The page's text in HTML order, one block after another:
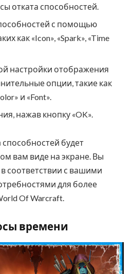
отката способностей.
с помощью
как «Icon», «Spark», «Time
настройки отображения
опции, такие как
и «Font».
нажав кнопку «OK».
способностей будет
вам виде на экране. Вы
соответствии с вашими
для более
Of Warcraft.
времени